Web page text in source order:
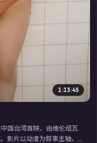
1:13:45
国台湾首映，由维伦纽瓦
影片以动漫为叙事主轴，